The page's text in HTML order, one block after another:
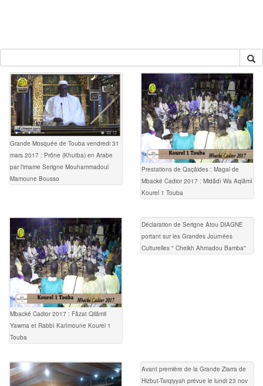
Grande Mosquée de Touba vendredi 31
mars 2017 : Prône (Khutba) en Arabe
par l’imame Serigne Mouhammadoul
Mamoune Bousso
Prestations de Qaçâides : Magal de
Mbacké Cadior 2017 : Midâdî Wa Aqlâmî
Kourel 1 Touba
Mbacké Cadior 2017 : Fâzat Qilâmil
Yawma et Rabbî Karîmoune Kourel 1
Touba
Déclaration de Serigne Atou DIAGNE
portant sur les Grandes Journées
Culturelles " Cheikh Ahmadou Bamba"
Avant première de la Grande Ziarra de
Hizbut-Tarqiyyah prévue le lundi 23 nov